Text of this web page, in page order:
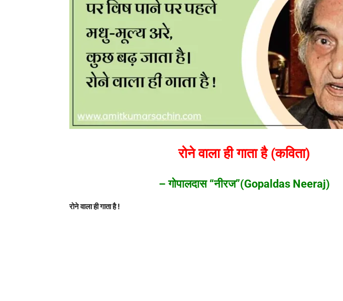
रोने वाला ही गाता है (कविता)
– गोपालदास “नीरज”(Gopaldas Neeraj)
रोने वाला ही गाता है !